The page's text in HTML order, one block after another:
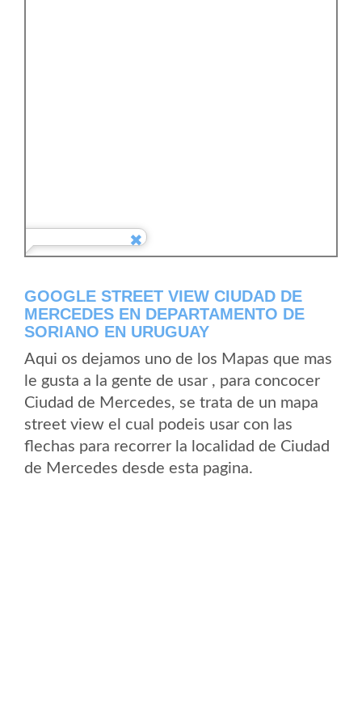
GOOGLE STREET VIEW CIUDAD DE
MERCEDES EN DEPARTAMENTO DE
SORIANO EN URUGUAY
Aqui os dejamos uno de los Mapas que mas
le gusta a la gente de usar , para concocer
Ciudad de Mercedes, se trata de un mapa
street view el cual podeis usar con las
flechas para recorrer la localidad de Ciudad
de Mercedes desde esta pagina.